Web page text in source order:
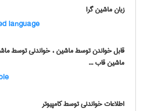
زبان ماشین گرا
language
قابل خواندن توسط ماشین ، خواندنی توسط
ماشین قاب ...
اطلاعات خواندنی توسط کامپیوتر